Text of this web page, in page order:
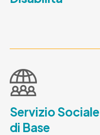
Servizio Sociale
di Base